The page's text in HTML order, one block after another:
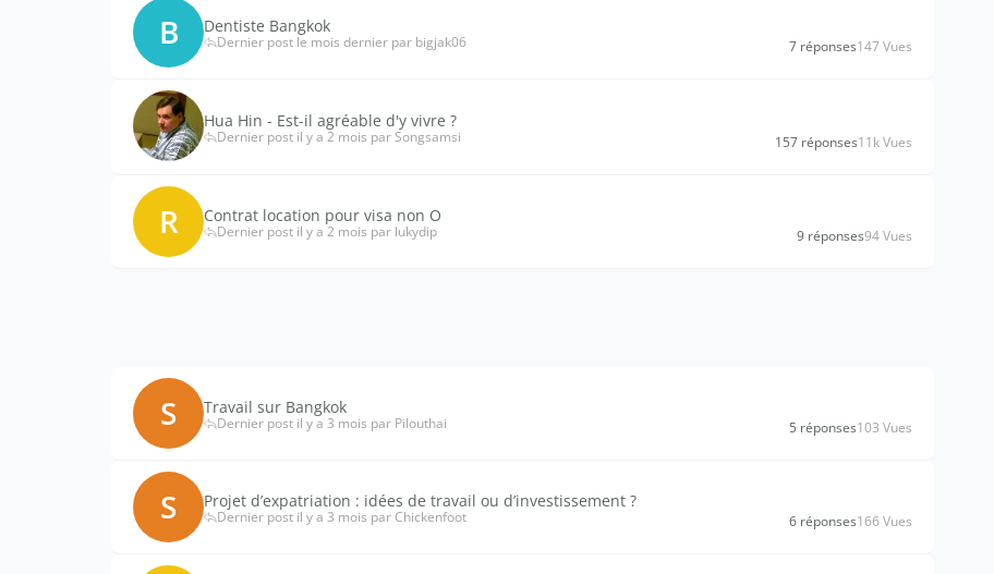
B Dentiste Bangkok
Dernier post le mois dernier par bigjak06 7 réponses147 Vues
Hua Hin - Est-il agréable d'y vivre ?
Dernier post il y a 2 mois par Songsamsi 157 réponses11k Vues
R Contrat location pour visa non O
Dernier post il y a 2 mois par lukydip 9 réponses94 Vues
S Travail sur Bangkok
Dernier post il y a 3 mois par Pilouthai 5 réponses103 Vues
S Projet d’expatriation : idées de travail ou d’investissement ?
Dernier post il y a 3 mois par Chickenfoot 6 réponses166 Vues